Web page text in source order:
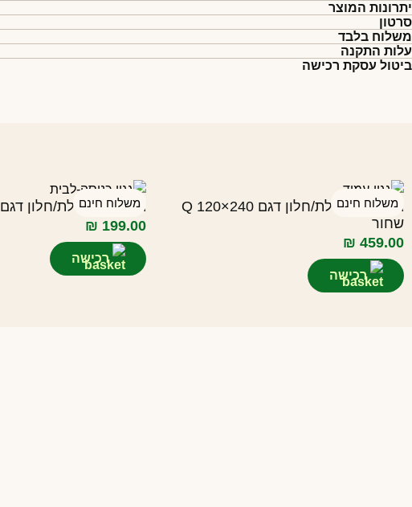
יתרונות המוצר
סרטון
משלוח בלבד
עלות התקנה
ביטול עסקת רכישה
משלוח חינם
גגון גשם לדלת/חלון דגם Q 120×240
שחור
₪ 459.00
רכישה
משלוח חינם
גגון גשם לדלת/חלון דגם A 80×100 שחור
₪ 199.00
רכישה